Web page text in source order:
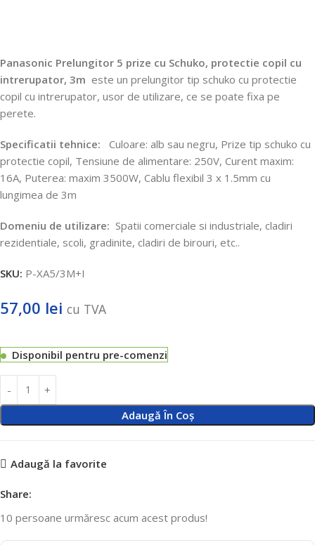
Panasonic Prelungitor 5 prize cu Schuko, protectie copil cu
intrerupator, 3m este un prelungitor tip schuko cu protectie
copil cu intrerupator, usor de utilizare, ce se poate fixa pe
perete.
Specificatii tehnice: Culoare: alb sau negru, Prize tip schuko cu
protectie copil, Tensiune de alimentare: 250V, Curent maxim:
16A, Puterea: maxim 3500W, Cablu flexibil 3 x 1.5mm cu
lungimea de 3m
Domeniu de utilizare: Spatii comerciale si industriale, cladiri
rezidentiale, scoli, gradinite, cladiri de birouri, etc..
SKU: P-XA5/3M+I
57,00 lei cu TVA
Disponibil pentru pre-comenzi
Adaugă În Coș
Adaugă la favorite
Share:
10 persoane urmăresc acum acest produs!